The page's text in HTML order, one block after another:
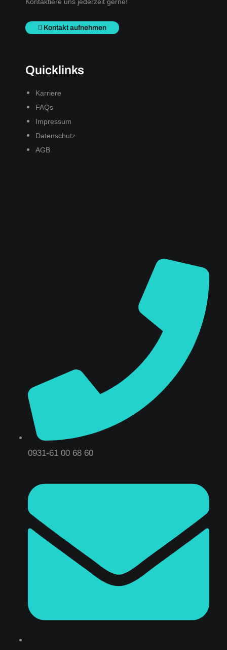
Kontaktiere uns jederzeit gerne!
Kontakt aufnehmen
Quicklinks
Karriere
FAQs
Impressum
Datenschutz
AGB
0931-61 00 68 60